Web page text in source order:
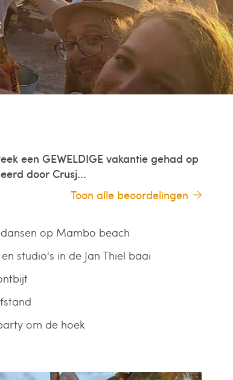
een GEWELDIGE vakantie gehad op
door Crusj...
Toon alle beoordelingen
op Mambo beach
studio's in de Jan Thiel baai
om de hoek